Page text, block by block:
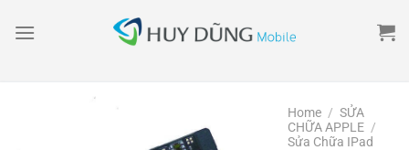
Home / SỬA
CHỮA APPLE /
Sửa Chữa IPad